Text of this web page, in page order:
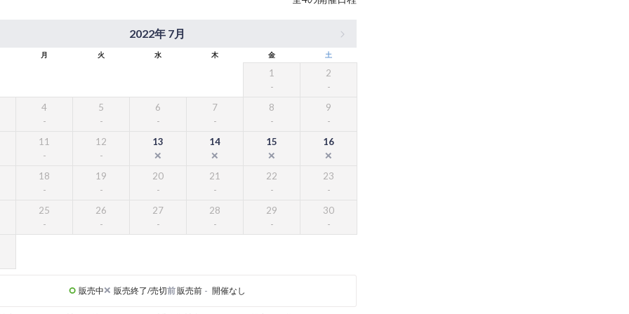
2022年 7月
月 火 水 木 金 土
1 2
4 5 6 7 8 9
11 12 13 14 15 16
18 19 20 21 22 23
25 26 27 28 29 30
販売中 販売終了/売切前販売前 - 開催なし